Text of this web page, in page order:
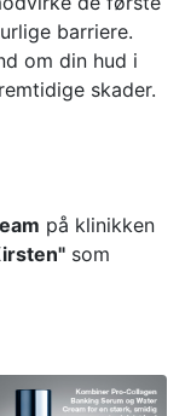
barriere.
om din hud i
skader.
på klinikken
som